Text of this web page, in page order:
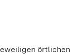
örtlichen